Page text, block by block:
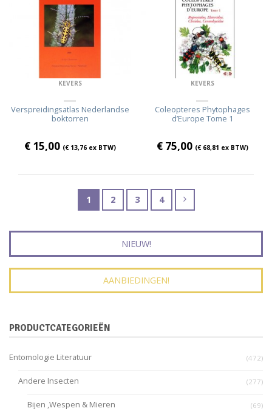
KEVERS
Verspreidingsatlas Nederlandse
boktorren
€15,00 (€13,76ex BTW)
KEVERS
Coleopteres Phytophages
d’Europe Tome 1
€75,00 (€68,81 ex BTW)
1 2 3 4
NIEUW!
AANBIEDINGEN!
PRODUCTCATEGORIEËN
Entomologie Literatuur (472)
Andere Insecten (277)
Bijen ,wespen & Mieren (69)